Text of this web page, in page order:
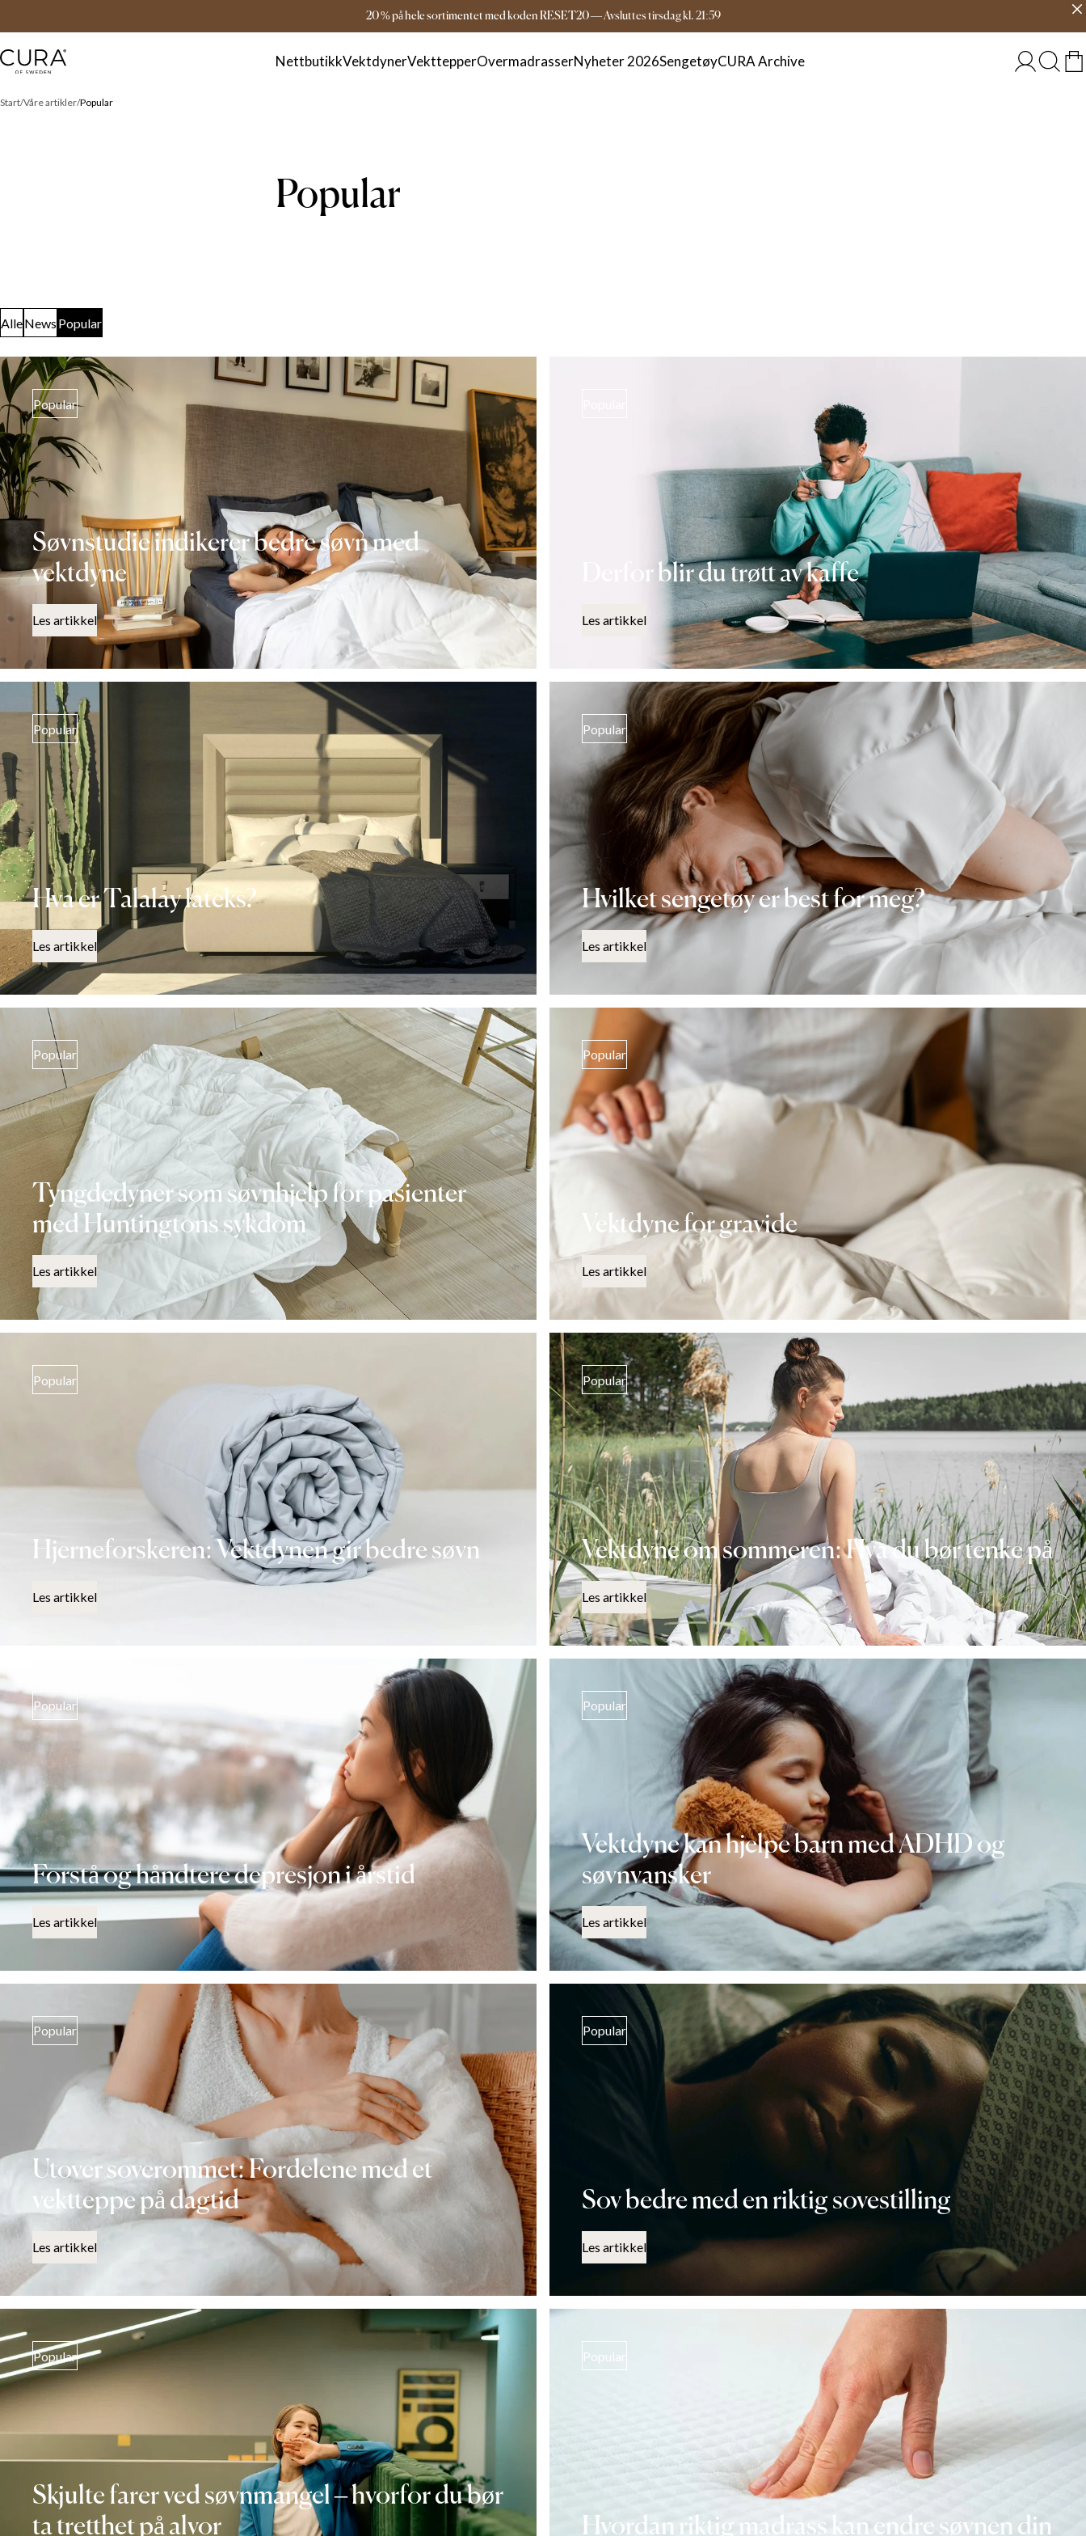
20 % på hele sortimentet med koden RESET20—Avsluttestirsdagkl. 21:59
Gratis frakt over 1599 kr 3-5 dagers levering NORGE
NettbutikkVektdynerVekttepperOvermadrasserNyheter 2026SengetøyCURA Archive
Start Våre artikler Popular
Popular
AlleNews Popular
Popular
Søvnstudie indikerer bedre søvn med
vektdyne
Les artikkel
Derfor blir du trøtt av kaffe
Les artikkel
Popular
Hva er Talalay lateks?
Les artikkel
Popular
Hvilket sengetøy er best for meg?
Les artikkel
Popular
Tyngdedyner som søvnhjelp for pasienter
med Huntingtons sykdom
Les artikkel
Popular
Vektdyne for gravide
Les artikkel
Popular
Hjerneforskeren: Vektdynen gir bedre søvn
Les artikkel
Popular
Vektdyne om sommeren: Hva du bør tenke på
Les artikkel
Popular
Forstå og håndtere depresjon i årstid
Les artikkel
Popular
Vektdyne kan hjelpe barn med ADHD og
søvnvansker
Les artikkel
Popular
Utover soverommet: Fordelene med et
vektteppe på dagtid
Les artikkel
Popular
Sov bedre med en riktig sovestilling
Les artikkel
Popular
Skjulte farer ved søvnmangel – hvorfor du bør
ta tretthet på alvor
Popular
Hvordan riktig madrass kan endre søvnen din